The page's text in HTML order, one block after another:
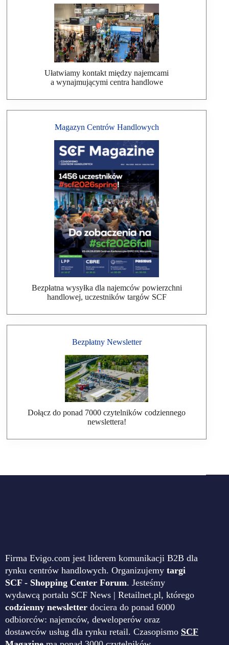
Ułatwiamy kontakt między najemcami
a wynajmującymi centra handlowe
Magazyn Centrów Handlowych
Bezpłatna wysyłka dla najemców powierzchni
handlowej, uczestników targów SCF
Bezpłatny Newsletter
Dołącz do ponad 7000 czytelników codziennego
newslettera!
Firma Evigo.com jest liderem komunikacji B2B dla
rynku centrów handlowych. Organizujemy targi
SCF - Shopping Center Forum. Jesteśmy
wydawcą portalu SCF News | Retailnet.pl, którego
codzienny newsletter dociera do ponad 6000
odbiorców: najemców, deweloperów oraz
dostawców usług dla rynku retail. Czasopismo SCF